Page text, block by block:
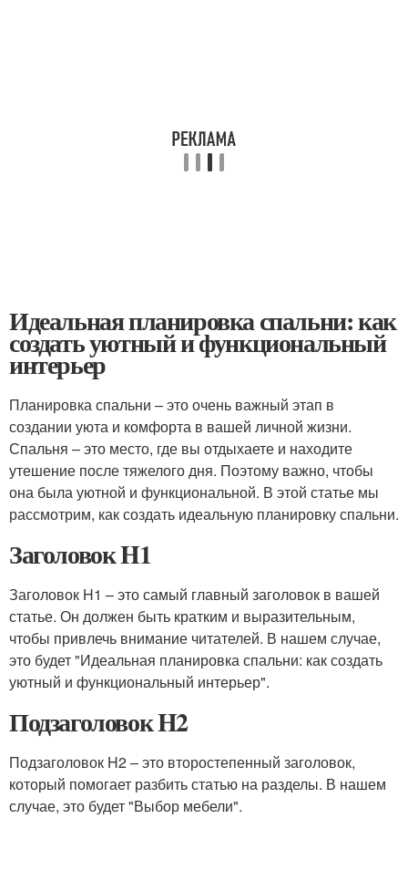
Идеальная планировка спальни: как
создать уютный и функциональный
интерьер
Планировка спальни – это очень важный этап в
создании уюта и комфорта в вашей личной жизни.
Спальня – это место, где вы отдыхаете и находите
утешение после тяжелого дня. Поэтому важно, чтобы
она была уютной и функциональной. В этой статье мы
рассмотрим, как создать идеальную планировку спальни.
Заголовок H1
Заголовок H1 – это самый главный заголовок в вашей
статье. Он должен быть кратким и выразительным,
чтобы привлечь внимание читателей. В нашем случае,
это будет "Идеальная планировка спальни: как создать
уютный и функциональный интерьер".
Подзаголовок H2
Подзаголовок H2 – это второстепенный заголовок,
который помогает разбить статью на разделы. В нашем
случае, это будет "Выбор мебели".